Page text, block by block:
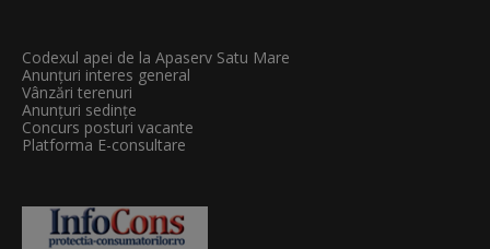
Codexul apei de la Apaserv Satu Mare
Anunțuri interes general
Vânzări terenuri
Anunțuri sedințe
Concurs posturi vacante
Platforma E-consultare